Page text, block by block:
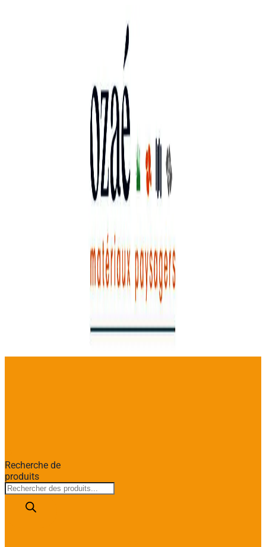
Recherche de
produits